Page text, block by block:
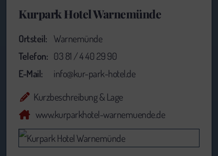
Kurpark Hotel Warnemünde
Ortsteil: Warnemünde
Telefon: 03 81 / 4 40 29 90
E-Mail:
info@kur-park-hotel.de
Kurzbeschreibung & Lage
www.kurparkhotel-warnemuende.de